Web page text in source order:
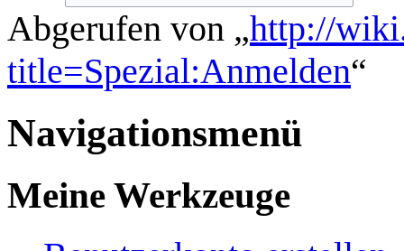
Abgerufen von „http://
title=Spezial:Anmelden“
Navigationsmenü
Meine Werkzeuge